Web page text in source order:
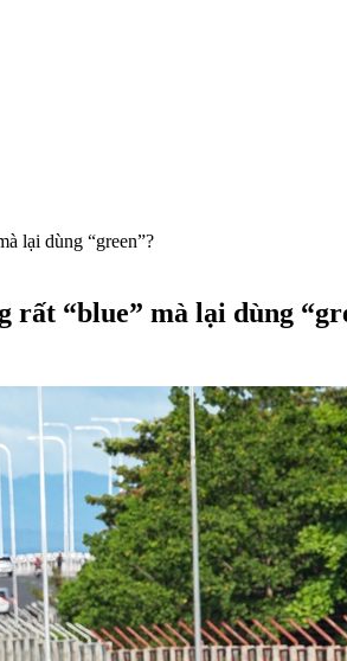
lại dùng “green”?
“blue” mà lại dùng